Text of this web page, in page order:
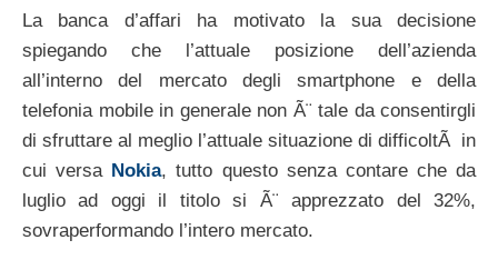
La banca d’affari ha motivato la sua decisione
spiegando che l’attuale posizione dell’azienda
all’interno del mercato degli smartphone e della
telefonia mobile in generale non Ã¨ tale da consentirgli
di sfruttare al meglio l’attuale situazione di difficoltÃ in
cui versa Nokia, tutto questo senza contare che da
luglio ad oggi il titolo si Ã¨ apprezzato del 32%,
sovraperformando l’intero mercato.